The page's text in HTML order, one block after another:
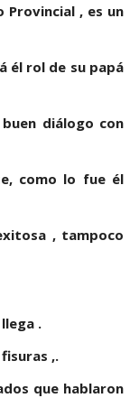
Provincial , es un
él rol de su papá
diálogo con
como lo fue él
, tampoco
.
,.
que hablaron